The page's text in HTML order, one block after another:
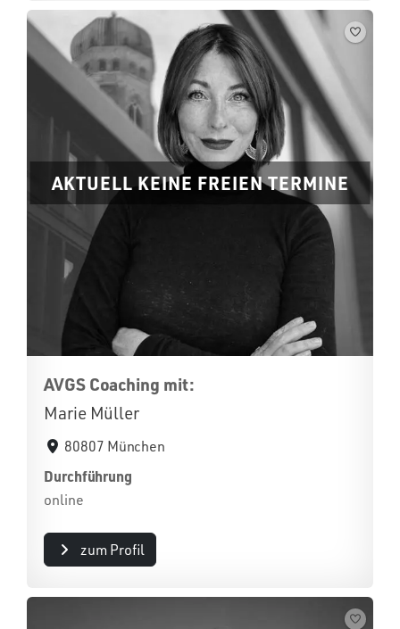
AKTUELL KEINE FREIEN TERMINE
AVGS Coaching mit:
Marie Müller
80807 München
Durchführung
online
zum Profil